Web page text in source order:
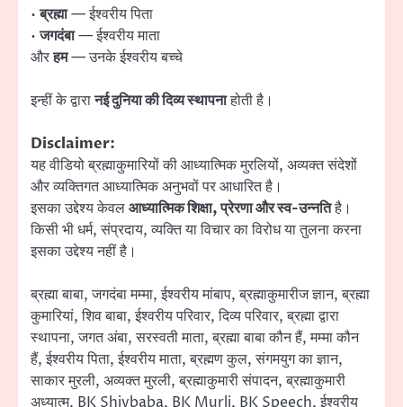
•ब्रह्मा— ईश्वरीय पिता
•जगदंबा— ईश्वरीय माता
औरहम— उनके ईश्वरीय बच्चे
इन्हीं के द्वारानई दुनिया की दिव्य स्थापनाहोती है।
Disclaimer:
यह वीडियो ब्रह्माकुमारियों की आध्यात्मिक मुरलियों, अव्यक्त संदेशों
और व्यक्तिगत आध्यात्मिक अनुभवों पर आधारित है।
इसका उद्देश्य केवलआध्यात्मिक शिक्षा, प्रेरणा और स्व-उन्नतिहै।
किसी भी धर्म, संप्रदाय, व्यक्ति या विचार का विरोध या तुलना करना
इसका उद्देश्य नहीं है।
ब्रह्मा बाबा, जगदंबा मम्मा, ईश्वरीय मांबाप, ब्रह्माकुमारीज ज्ञान, ब्रह्मा
कुमारियां, शिव बाबा, ईश्वरीय परिवार, दिव्य परिवार, ब्रह्मा द्वारा
स्थापना, जगत अंबा, सरस्वती माता, ब्रह्मा बाबा कौन हैं, मम्मा कौन
हैं, ईश्वरीय पिता, ईश्वरीय माता, ब्रह्मण कुल, संगमयुग का ज्ञान,
साकार मुरली, अव्यक्त मुरली, ब्रह्माकुमारी संपादन, ब्रह्माकुमारी
अध्यात्म, BK Shivbaba, BK Murli, BK Speech, ईश्वरीय